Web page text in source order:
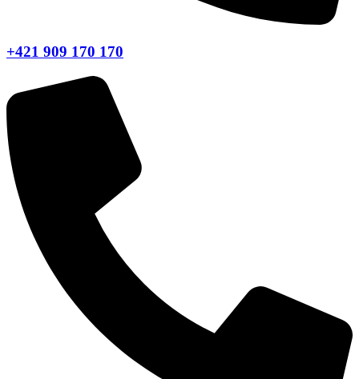
+421 909 170 170